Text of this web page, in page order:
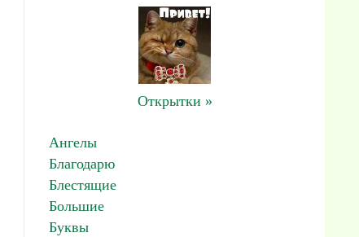
Открытки »
Ангелы
Благодарю
Блестящие
Большие
Буквы